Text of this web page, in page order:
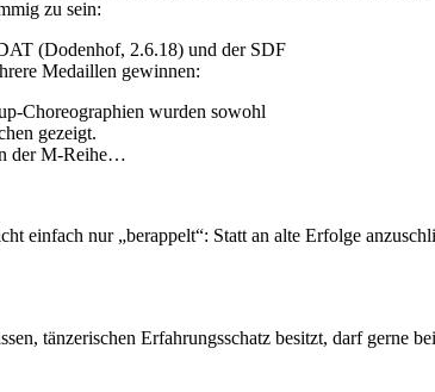
zu sein:
(Dodenhof, 2.6.18) und der SDF
Medaillen gewinnen:
Choreographien wurden sowohl
gezeigt.
der M-Reihe…
einfach nur „berappelt“: Statt an alte Erfolge
tänzerischen Erfahrungsschatz besitzt, darf gerne